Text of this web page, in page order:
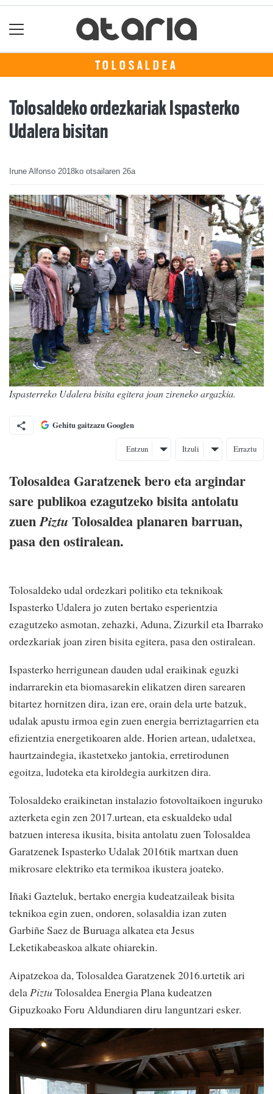
TOLOSALDEA
Tolosaldeko ordezkariak Ispasterko
Udalera bisitan
Irune Alfonso 2018ko otsailaren 26a
Ispasterreko Udalera bisita egitera joan zireneko argazkia.
Gehitu gaitzazu Googlen
Entzun Itzuli Erraztu
Tolosaldea Garatzenek bero eta argindar
sare publikoa ezagutzeko bisita antolatu
zuenPiztu Tolosaldea planaren barruan,
pasa den ostiralean.
Tolosaldeko udal ordezkari politiko eta teknikoak
Ispasterko Udalera jo zuten bertako esperientzia
ezagutzeko asmotan, zehazki, Aduna, Zizurkil eta Ibarrako
ordezkariak joan ziren bisita egitera, pasa den ostiralean.
Ispasterko herrigunean dauden udal eraikinak eguzki
indarrarekin eta biomasarekin elikatzen diren sarearen
bitartez hornitzen dira, izan ere, orain dela urte batzuk,
udalak apustu irmoa egin zuen energia berriztagarrien eta
efizientzia energetikoaren alde. Horien artean, udaletxea,
haurtzaindegia, ikastetxeko jantokia, erretirodunen
egoitza, ludoteka eta kiroldegia aurkitzen dira.
Tolosaldeko eraikinetan instalazio fotovoltaikoen inguruko
azterketa egin zen 2017.urtean, eta eskualdeko udal
batzuen interesa ikusita, bisita antolatu zuen Tolosaldea
Garatzenek Ispasterko Udalak 2016tik martxan duen
mikrosare elektriko eta termikoa ikustera joateko.
Iñaki Gazteluk, bertako energia kudeatzaileak bisita
teknikoa egin zuen, ondoren, solasaldia izan zuten
Garbiñe Saez de Buruaga alkatea eta Jesus
Leketikabeaskoa alkate ohiarekin.
Aipatzekoa da, Tolosaldea Garatzenek 2016.urtetik ari
dela Piztu Tolosaldea Energia Plana kudeatzen
Gipuzkoako Foru Aldundiaren diru languntzari esker.